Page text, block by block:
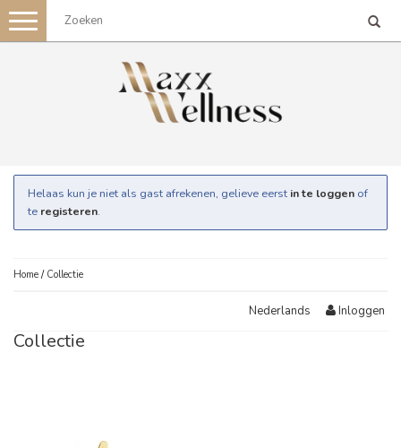
Toggle
navigation
Helaas kun je niet als gast afrekenen, gelieve eerst in te loggen of
te registeren.
Home / Collectie
Nederlands Inloggen
Collectie